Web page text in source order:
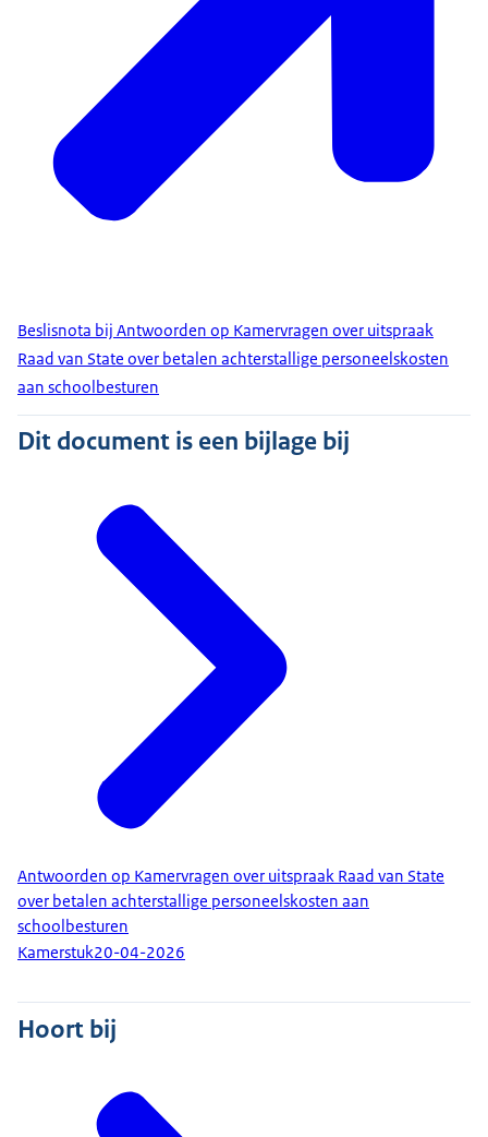
Beslisnota bij Antwoorden op Kamervragen over uitspraak
Raad van State over betalen achterstallige personeelskosten
aan schoolbesturen
Dit document is een bijlage bij
Antwoorden op Kamervragen over uitspraak Raad van State
over betalen achterstallige personeelskosten aan
schoolbesturen
Kamerstuk20-04-2026
Hoort bij